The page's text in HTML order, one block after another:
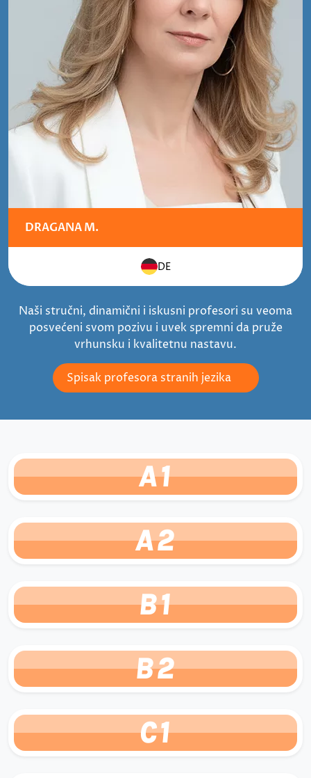
DRAGANA M.
DE
Naši stručni, dinamični i iskusni profesori su veoma
posvećeni svom pozivu i uvek spremni da pruže
vrhunsku i kvalitetnu nastavu.
Spisak profesora stranih jezika
A1
A2
B1
B2
C1